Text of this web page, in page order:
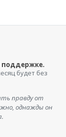
поддержке.
будет без
правду от
однажды он